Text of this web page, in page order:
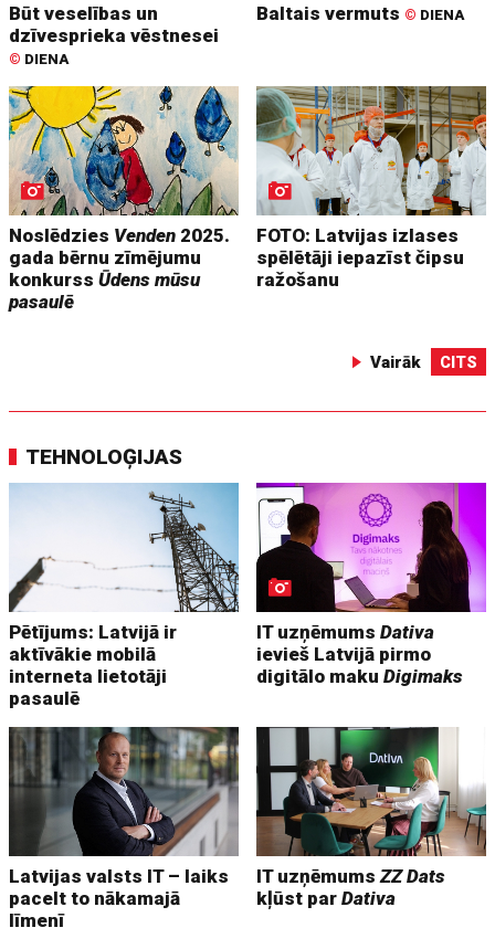
Būt veselības un
dzīvesprieka vēstnesei
© DIENA
Baltais vermuts © DIENA
Noslēdzies Venden 2025.
gada bērnu zīmējumu
konkurssŪdens mūsu
pasaulē
FOTO: Latvijas izlases
spēlētāji iepazīst čipsu
ražošanu
Vairāk CITS
TEHNOLOĢIJAS
Pētījums: Latvijā ir
aktīvākie mobilā
interneta lietotāji
pasaulē
IT uzņēmumsDativa
ievieš Latvijā pirmo
digitālo makuDigimaks
Latvijas valsts IT – laiks
pacelt to nākamajā
līmenī
IT uzņēmumsZZ Dats
kļūst parDativa